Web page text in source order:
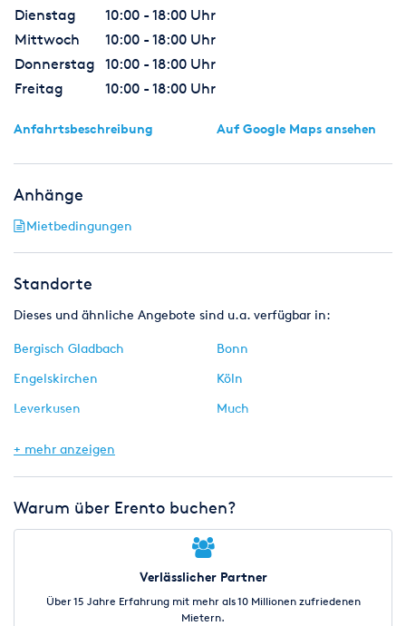
Dienstag
10:00 - 18:00 Uhr
Mittwoch
10:00 - 18:00 Uhr
Donnerstag
10:00 - 18:00 Uhr
Freitag
10:00 - 18:00 Uhr
Anfahrtsbeschreibung Auf Google Maps ansehen
Anhänge
Mietbedingungen
Standorte
Dieses und ähnliche Angebote sind u.a. verfügbar in:
Bergisch Gladbach
Bonn
Engelskirchen
Köln
Leverkusen
Much
+ mehr anzeigen
Warum über Erento buchen?
Verlässlicher Partner
Über 15 Jahre Erfahrung mit mehr als 10 Millionen zufriedenen
Mietern.